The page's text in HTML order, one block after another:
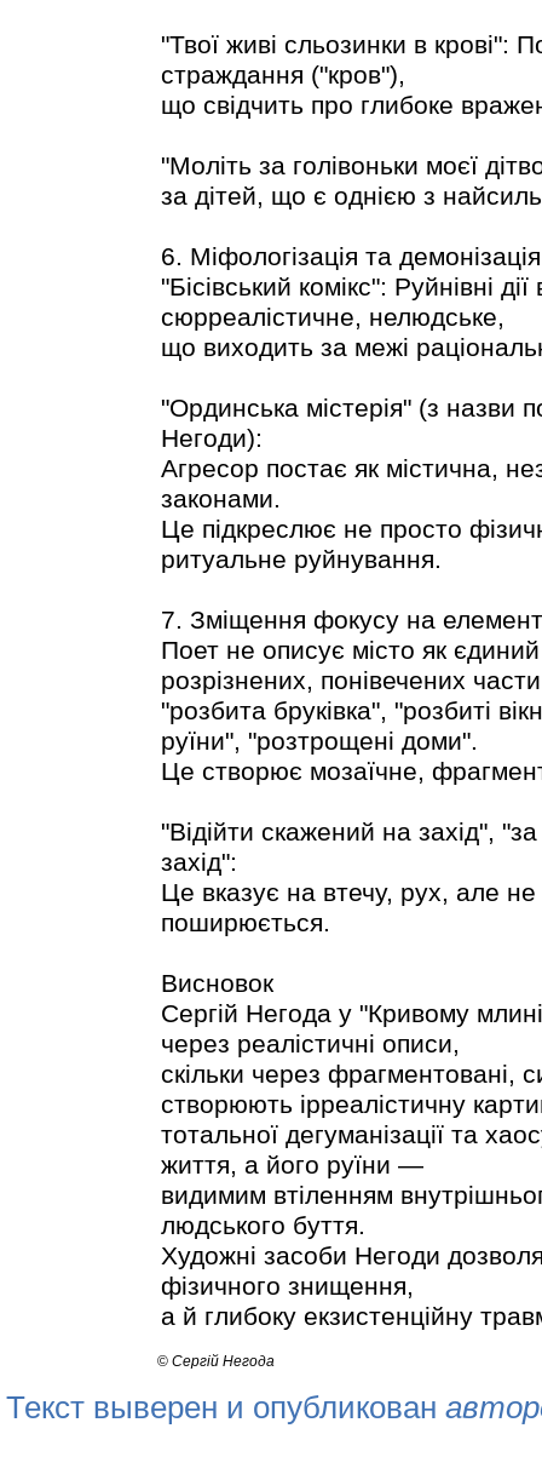
"Твої живі сльозинки в крові":
страждання ("кров"),
що свідчить про глибоке
"Моліть за голівоньки моєї
за дітей, що є однією з
6. Міфологізація та
"Бісівський комікс": Руйнівні
сюрреалістичне, нелюдське,
що виходить за межі
"Ординська містерія" (з назви
Негоди):
Агресор постає як містична,
законами.
Це підкреслює не просто
ритуальне руйнування.
7. Зміщення фокусу на
Поет не описує місто як
розрізнених, понівечених
"розбита бруківка", "розбиті
руїни", "розтрощені доми".
Це створює мозаїчне,
"Відійти скажений на захід",
захід":
Це вказує на втечу, рух, але
поширюється.
Висновок
Сергій Негода у "Кривому
через реалістичні описи,
скільки через фрагментовані,
створюють ірреалістичну
тотальної дегуманізації та
життя, а його руїни —
видимим втіленням
людського буття.
Художні засоби Негоди
фізичного знищення,
а й глибоку екзистенційну
© Сергій Негода
Текст выверен и опубликован